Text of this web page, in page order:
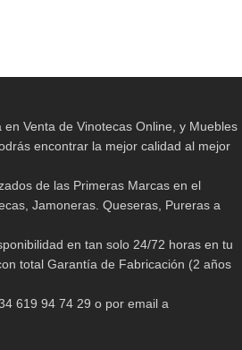
Venta de Vinotecas Online, y Muebles
encontrar la mejor calidad al mejor
de las Primeras Marcas en el
Jamoneras. Queseras, Pureras a
en tan solo 24/72 horas en tu
total Garantía de Fabricación (2 años
619 94 74 29 o por email a